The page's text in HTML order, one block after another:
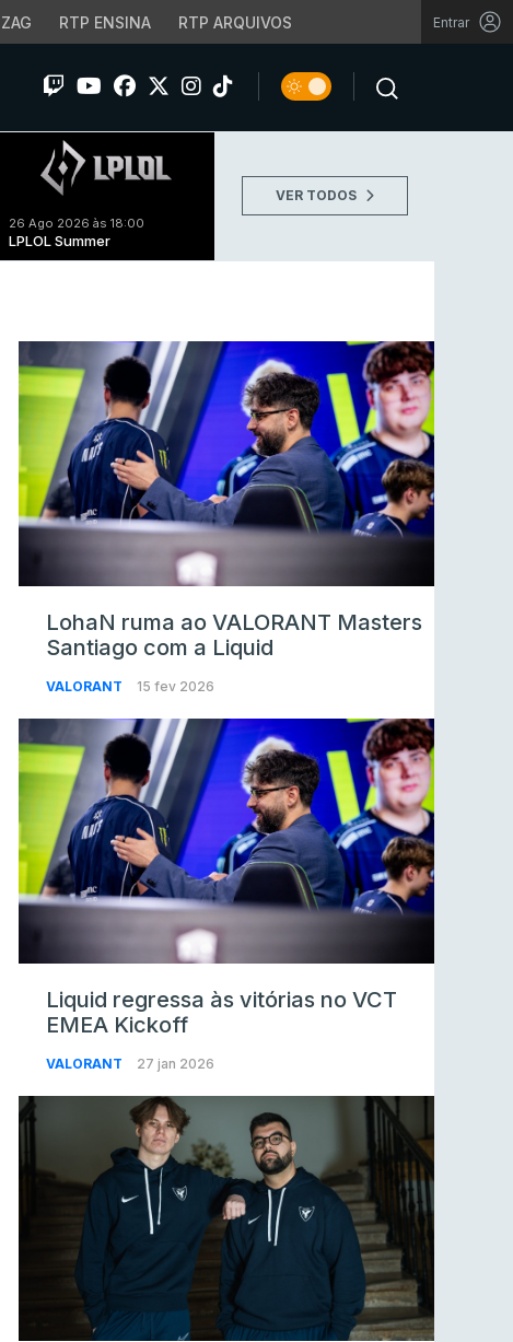
RTP ENSINA RTP ARQUIVOS Entrar
26 Ago 2026 às 18:00
LPLOL Summer
VER TODOS
LohaN ruma ao VALORANT Masters
Santiago com a Liquid
VALORANT 15 fev 2026
Liquid regressa às vitórias no VCT
EMEA Kickoff
VALORANT 27 jan 2026